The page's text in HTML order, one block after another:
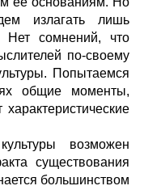
излагать лишь
Нет сомнений, что
по-своему
Попытаемся
общие моменты,
возможен
существования
большинством